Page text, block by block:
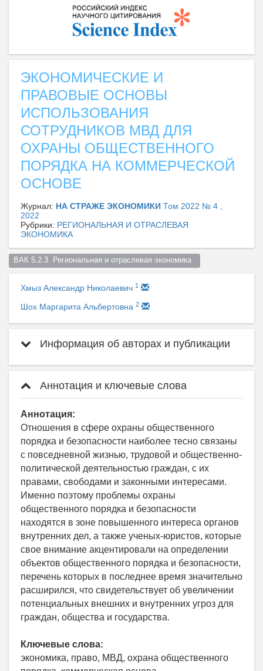
ЭКОНОМИЧЕСКИЕ И
ПРАВОВЫЕ ОСНОВЫ
ИСПОЛЬЗОВАНИЯ
СОТРУДНИКОВ МВД ДЛЯ
ОХРАНЫ ОБЩЕСТВЕННОГО
ПОРЯДКА НА КОММЕРЧЕСКОЙ
ОСНОВЕ
Журнал: НА СТРАЖЕ ЭКОНОМИКИ Том 2022 № 4 ,
2022
Рубрики: РЕГИОНАЛЬНАЯ И ОТРАСЛЕВАЯ
ЭКОНОМИКА
ВАК 5.2.3  Региональная и отраслевая экономика
Хмыз Александр Николаевич 1
Шох Маргарита Альбертовна 2
Информация об авторах и публикации
Аннотация и ключевые слова
Аннотация:
Отношения в сфере охраны общественного
порядка и безопасности наиболее тесно связаны
с повседневной жизнью, трудовой и общественно-
политической деятельностью граждан, с их
правами, свободами и законными интересами.
Именно поэтому проблемы охраны
общественного порядка и безопасности
находятся в зоне повышенного интереса органов
внутренних дел, а также ученых-юристов, которые
свое внимание акцентировали на определении
объектов общественного порядка и безопасности,
перечень которых в последнее время значительно
расширился, что свидетельствует об увеличении
потенциальных внешних и внутренних угроз для
граждан, общества и государства.
Ключевые слова:
экономика, право, МВД, охрана общественного